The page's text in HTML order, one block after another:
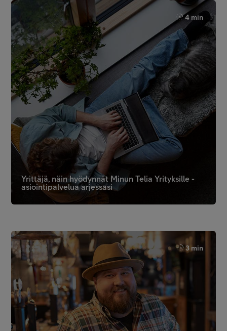
4 min
Yrittäjä, näin hyödynnät Minun Telia Yrityksille -
asiointipalvelua arjessasi
3 min